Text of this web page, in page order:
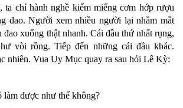
ta chỉ hành nghề kiếm miếng cơm hớp rượu
đao. Người xem nhiều người lại nhắm mắt
đao xuống thật nhanh. Cái đầu thứ nhất rụng,
vòi rồng. Tiếp đến những cái đầu khác.
nhiên. Vua Uy Mục quay ra sau hỏi Lê Kỳ:
được như thế không?